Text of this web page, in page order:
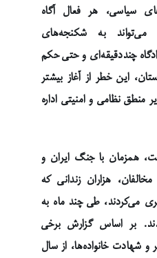
سیاسی، هر فعال آگاه
به شکنجه‌های
چنددقیقه‌ای و حتی حکم
این خطر از آغاز بیشتر
منطق نظامی و امنیتی اداره
همزمان با جنگ ایران و
هزاران زندانی که
می‌کردند، طی چند ماه به
بر اساس گزارش برخی
شهادت خانواده‌ها، از سال